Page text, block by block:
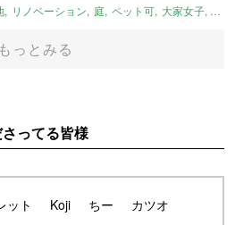
リノベーション 庭 ペット可 大家女子 団
もっとみる
ってる皆様
ット Koji ちー
カツオ